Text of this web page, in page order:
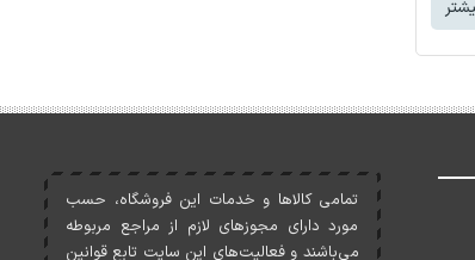
تمامی کالاها و خدمات اين فروشگاه، حسب
مورد دارای مجوزهای لازم از مراجع مربوطه
می‌باشند و فعاليت‌های اين سايت تابع قوانين